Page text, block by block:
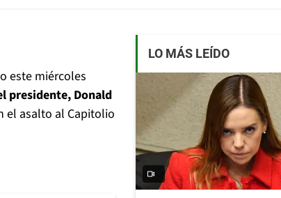
este miércoles
presidente, Donald
el asalto al Capitolio
LO MÁS LEÍDO